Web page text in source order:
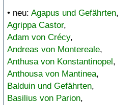
• neu: Agapus und Gefährten,
Agrippa Castor,
Adam von Crécy,
Andreas von Montereale,
Anthusa von Konstantinopel,
Anthousa von Mantinea,
Balduin und Gefährten,
Basilius von Parion,